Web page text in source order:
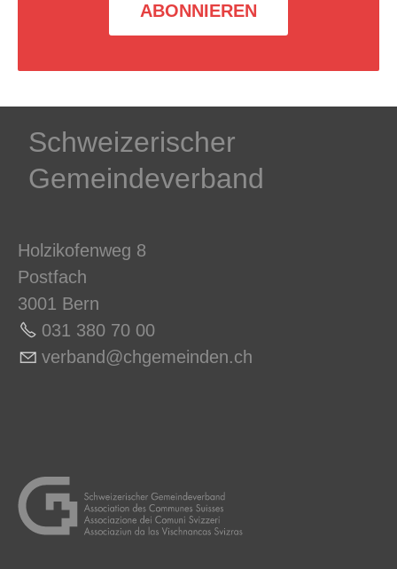
ABONNIEREN
Schweizerischer
Gemeindeverband
Holzikofenweg 8
Postfach
3001 Bern
031 380 70 00
v rb nd chg m nd n ch